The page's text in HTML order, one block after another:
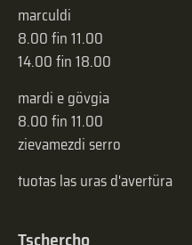
marculdi
8.00 fin 11.00
14.00 fin 18.00
mardi e gövgia
8.00 fin 11.00
zievamezdi serro
tuotas las uras d'avertüra